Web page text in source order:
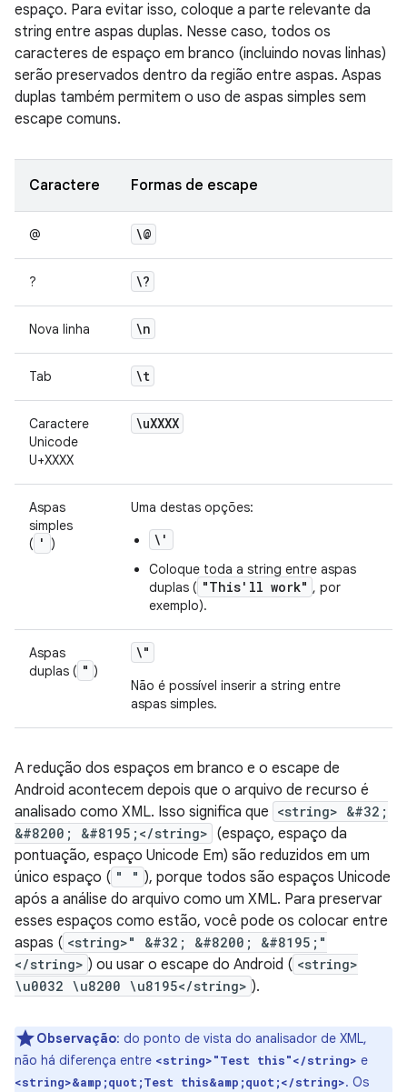
espaço. Para evitar isso, coloque a parte relevante da
string entre aspas duplas. Nesse caso, todos os
caracteres de espaço em branco (incluindo novas linhas)
serão preservados dentro da região entre aspas. Aspas
duplas também permitem o uso de aspas simples sem
escape comuns.
Caractere Formas de escape
@ \@
? \?
Nova linha \n
Tab \t
Caractere
Unicode
U+XXXX
\uXXXX
Aspas
simples
( ' )
Uma destas opções:
\'
Coloque toda a string entre aspas
duplas ( "This'll work" , por
exemplo).
Aspas
duplas ( " )
\"
Não é possível inserir a string entre
aspas simples.
A redução dos espaços em branco e o escape de
Android acontecem depois que o arquivo de recurso é
analisado como XML. Isso significa que <string> &#32;
&#8200; &#8195;</string> (espaço, espaço da
pontuação, espaço Unicode Em) são reduzidos em um
único espaço ( " " ), porque todos são espaços Unicode
após a análise do arquivo como um XML. Para preservar
esses espaços como estão, você pode os colocar entre
aspas ( <string>" &#32; &#8200; &#8195;"
</string> ) ou usar o escape do Android ( <string>
\u0032 \u8200 \u8195</string> ).
Observação: do ponto de vista do analisador de XML,
não há diferença entre <string>"Test this"</string> e
<string>&amp;quot;Test this&amp;quot;</string>. Os